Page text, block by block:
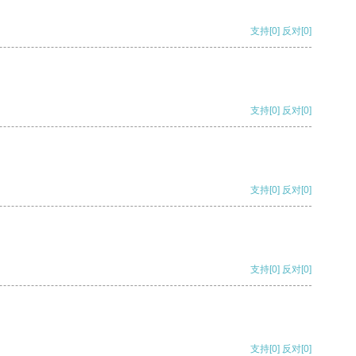
支持[0] 反对[0]
支持[0] 反对[0]
支持[0] 反对[0]
支持[0] 反对[0]
支持[0] 反对[0]